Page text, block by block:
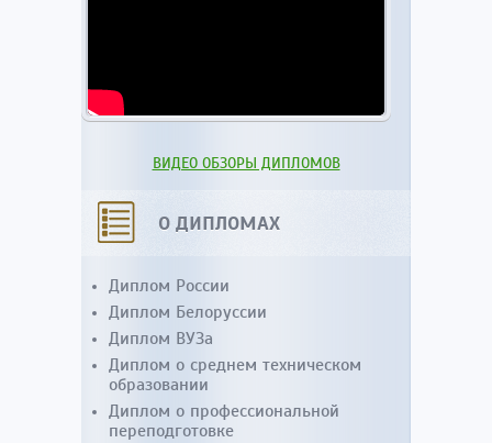
ВИДЕО ОБЗОРЫ ДИПЛОМОВ
О ДИПЛОМАХ
Диплом России
Диплом Белоруссии
Диплом ВУЗа
Диплом о среднем техническом
образовании
Диплом о профессиональной
переподготовке